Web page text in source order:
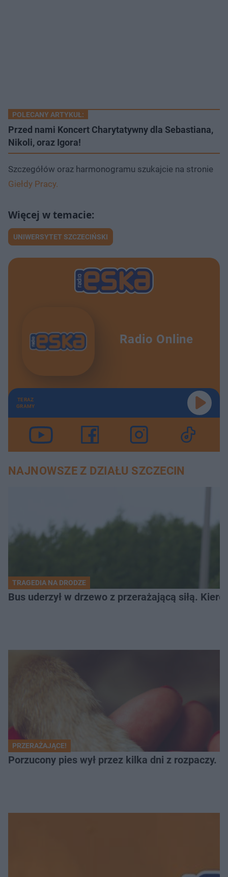
POLECANY ARTYKUŁ:
Przed nami Koncert Charytatywny dla Sebastiana,
Nikoli, oraz Igora!
Szczegółów oraz harmonogramu szukajcie na stronie
Giełdy Pracy.
UNIWERSYTET SZCZECIŃSKI
Radio Online
TERAZ
GRAMY
NAJNOWSZE Z DZIAŁU SZCZECIN
TRAGEDIA NA DRODZE
Bus uderzył w drzewo z przerażającą siłą.
PRZERAŻAJĄCE!
Porzucony pies wył przez kilka dni z rozpaczy.